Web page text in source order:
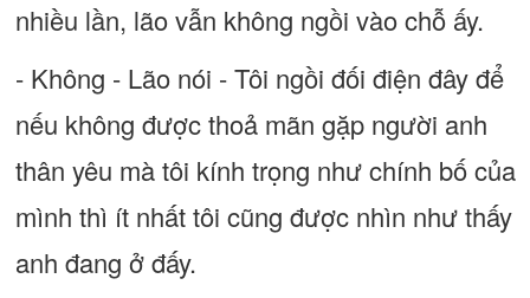
nhiều lần, lão vẫn không ngồi vào chỗ ấy.
- Không - Lão nói - Tôi ngồi đối điện đây để
nếu không được thoả mãn gặp người anh
thân yêu mà tôi kính trọng như chính bố của
mình thì ít nhất tôi cũng được nhìn như thấy
anh đang ở đấy.